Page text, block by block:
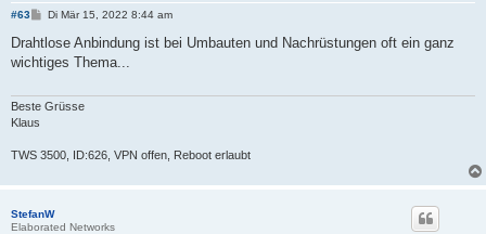
#63
B
i
r
Di Mär 15, 2022 8:44 am
Drahtlose Anbindung ist bei Umbauten und Nachrüstungen oft ein ganz
wichtiges Thema...
Beste Grüsse
Klaus
TWS 3500, ID:626, VPN offen, Reboot erlaubt
StefanW
Elaborated Networks